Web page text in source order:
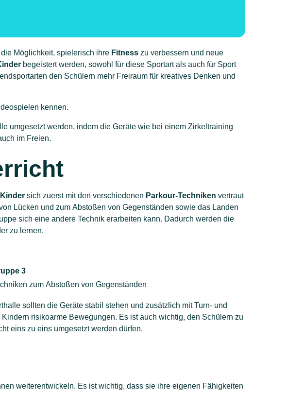
Möglichkeit, spielerisch ihre Fitness zu verbessern und neue
begeistert werden, sowohl für diese Sportart als auch für Sport
den Schülern mehr Freiraum für kreatives Denken und
kennen.
umgesetzt werden, indem die Geräte wie bei einem Zirkeltraining
im Freien.
Kinder sich zuerst mit den verschiedenen Parkour-Techniken vertraut
Lücken und zum Abstoßen von Gegenständen sowie das Landen
sich eine andere Technik erarbeiten kann. Dadurch werden die
zu lernen.
3
zum Abstoßen von Gegenständen
sollten die Geräte stabil stehen und zusätzlich mit Turn- und
risikoarme Bewegungen. Es ist auch wichtig, den Schülern zu
eins zu eins umgesetzt werden dürfen.
weiterentwickeln. Es ist wichtig, dass sie ihre eigenen Fähigkeiten